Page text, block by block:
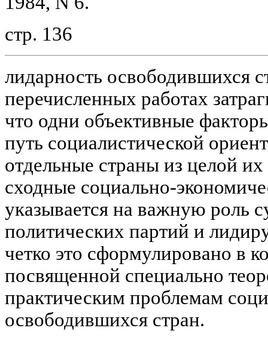
стр. 136
лидарность освободившихся
перечисленных работах
что одни объективные
путь социалистической
отдельные страны из целой
сходные социально-
указывается на важную роль
политических партий и
четко это сформулировано в
посвященной специально
практическим проблемам
освободившихся стран.